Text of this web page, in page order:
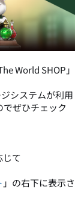
World SHOP」
システムが利用
ぜひチェック
じて
」の右下に表示さ